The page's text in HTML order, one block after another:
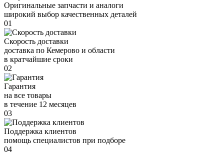
Оригинальные запчасти и аналоги
широкий выбор качественных деталей
01
Скорость доставки
доставка по Кемерово и области
в кратчайшие сроки
02
Гарантия
на все товары
в течение 12 месяцев
03
Поддержка клиентов
помощь специалистов при подборе
04